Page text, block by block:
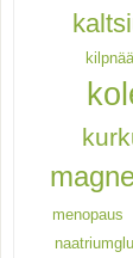
menopaus